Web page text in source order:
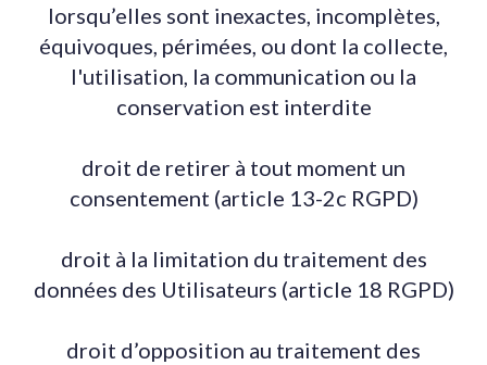
lorsqu’elles sont inexactes, incomplètes,
équivoques, périmées, ou dont la collecte,
l'utilisation, la communication ou la
conservation est interdite
droit de retirer à tout moment un
consentement (article 13-2c RGPD)
droit à la limitation du traitement des
données des Utilisateurs (article 18 RGPD)
droit d’opposition au traitement des